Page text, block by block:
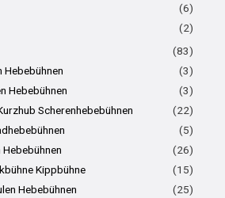
(6)
(2)
(83)
Hebebühnen
(3)
Hebebühnen
(3)
Scherenhebebühnen
(22)
(5)
Hebebühnen
(26)
Kippbühne
(15)
Hebebühnen
(25)